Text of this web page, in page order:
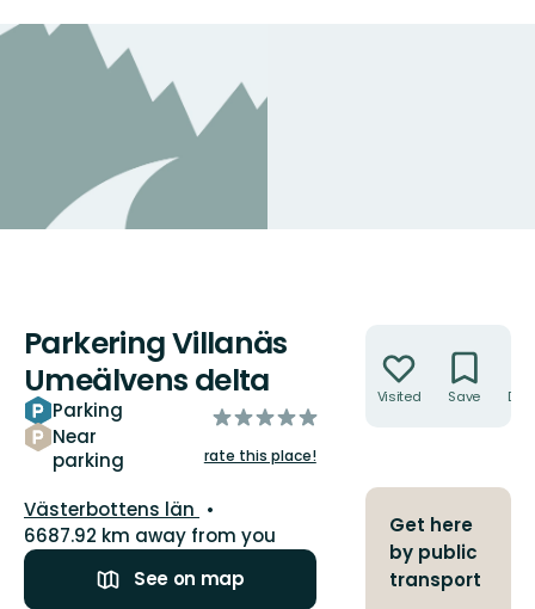
Parkering Villanäs
Umeälvens delta
Parking
Near
parking
of
stars
rate this place!
County:
Västerbottens län
6687.92 km away from you
See on map
Visited Save
Get here
by public
transport